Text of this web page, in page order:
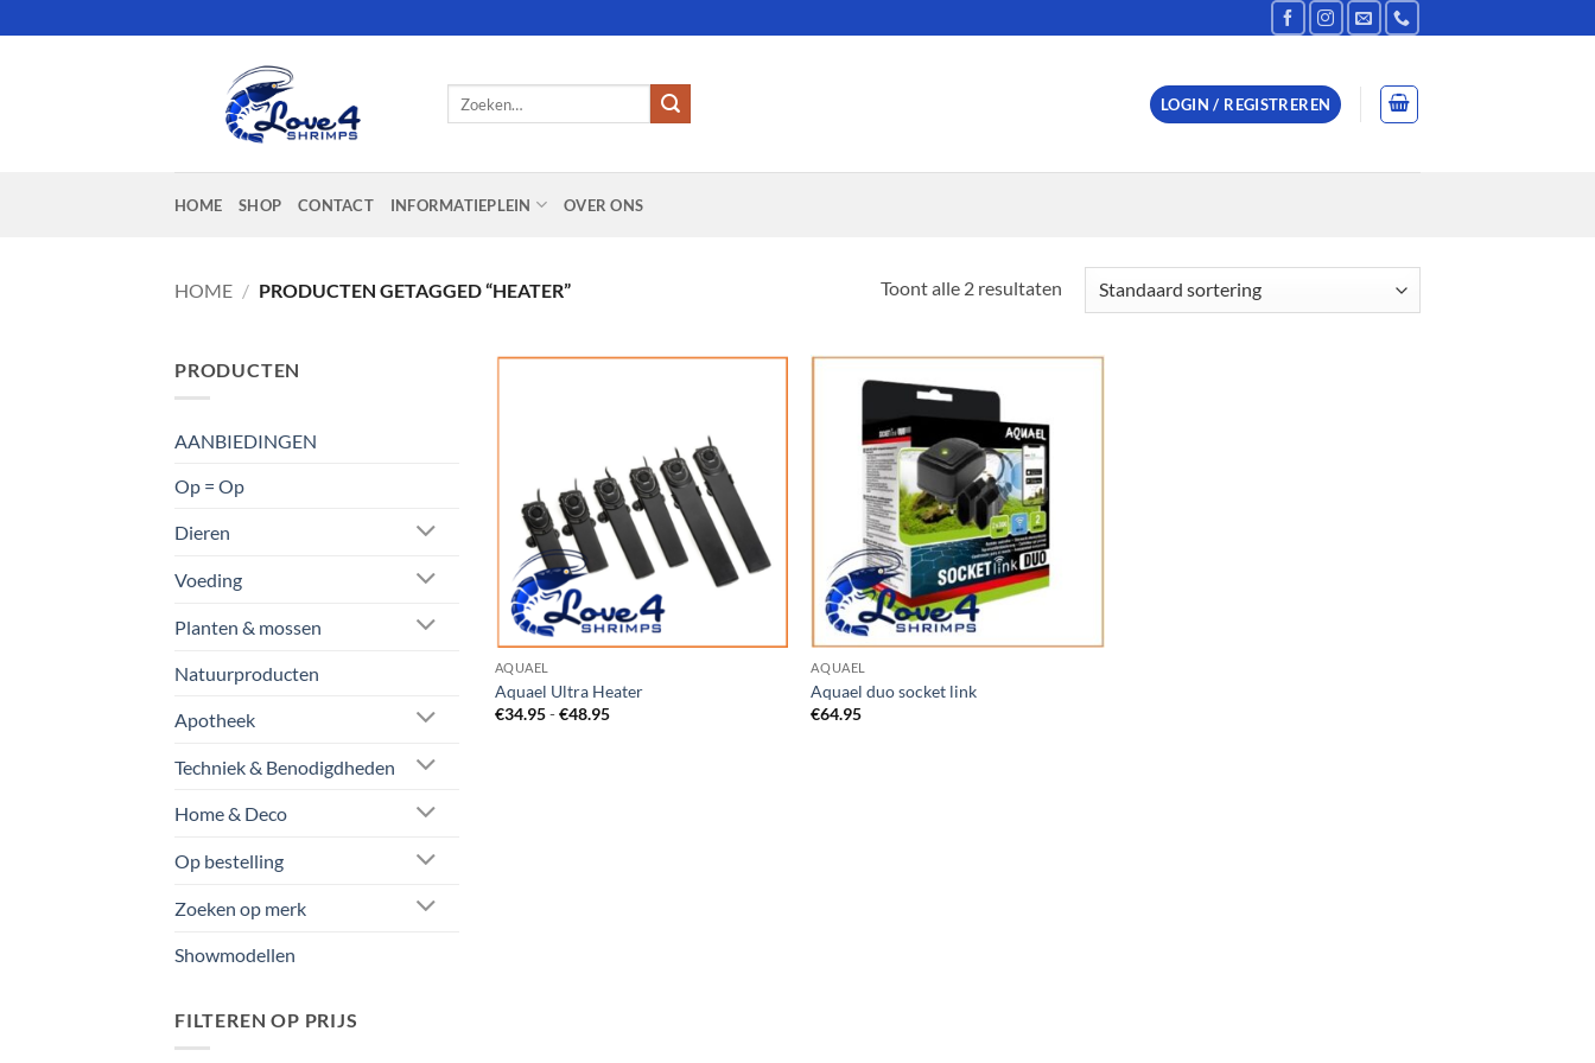
naar
LOGIN / REGISTREREN
HOME SHOP CONTACT INFORMATIEPLEIN OVER ONS
HOME / PRODUCTEN GETAGGED “HEATER” Toont alle 2 resultaten
PRODUCTEN
AANBIEDINGEN
Op = Op
Dieren
Voeding
Planten & mossen
Natuurproducten
Apotheek
Techniek & Benodigdheden
Home & Deco
Op bestelling
Zoeken op merk
Showmodellen
FILTEREN OP PRIJS
AQUAEL
Aquael Ultra Heater
€34.95-€48.95Prijsklasse:
Wishlist
AQUAEL
Aquael duo socket link
€64.95